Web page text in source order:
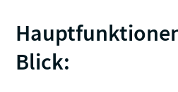
Blick: